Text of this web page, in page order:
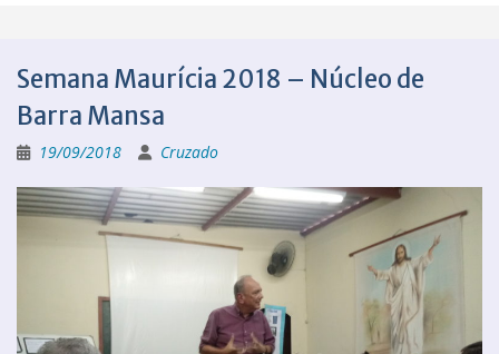
Semana Maurícia 2018 – Núcleo de
Barra Mansa
19/09/2018 Cruzado